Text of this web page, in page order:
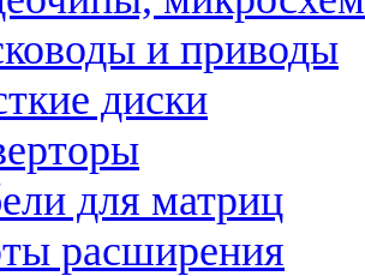
и приводы
диски
для матриц
расширения